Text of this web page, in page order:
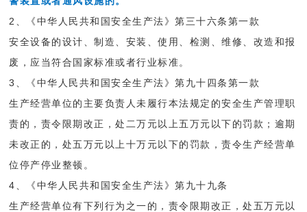
2、《中华人民共和国安全生产法》第三十六条第一款
安全设备的设计、制造、安装、使用、检测、维修、改造和报
废，应当符合国家标准或者行业标准。
3、《中华人民共和国安全生产法》第九十四条第一款
生产经营单位的主要负责人未履行本法规定的安全生产管理职
责的，责令限期改正，处二万元以上五万元以下的罚款；逾期
未改正的，处五万元以上十万元以下的罚款，责令生产经营单
位停产停业整顿。
4、《中华人民共和国安全生产法》第九十九条
生产经营单位有下列行为之一的，责令限期改正，处五万元以